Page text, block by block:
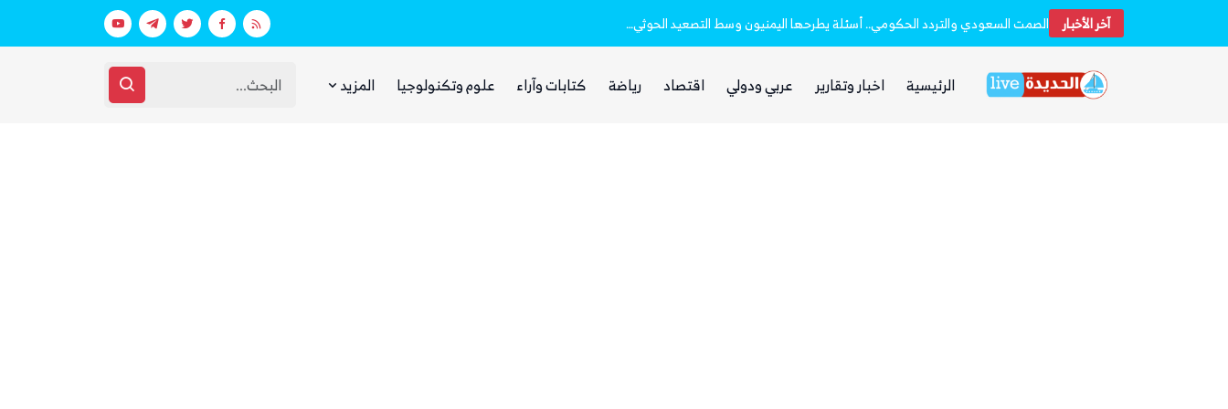
آخر الأخبار الصمت السعودي والتردد الحكومي.. أسئلة يطرحها اليمنيون وسط التصعيد الحوثي الأخير بعد يومين من الانفجار.. الحوثيون ينتشلون جثث 26 من عناصر «القوة الصاروخية» في نفق بين الحيمة ومناخة
الرئيسية اخبار وتقارير عربي ودولي اقتصاد رياضة كتابات وآراء علوم وتكنولوجيا المزيد